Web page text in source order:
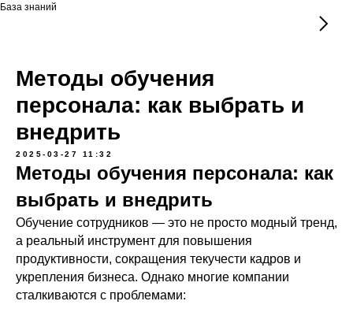
База знаний
Методы обучения
персонала: как выбрать и
внедрить
2025-03-27 11:32
Методы обучения персонала: как
выбрать и внедрить
Обучение сотрудников — это не просто модный тренд,
а реальный инструмент для повышения
продуктивности, сокращения текучести кадров и
укрепления бизнеса. Однако многие компании
сталкиваются с проблемами: